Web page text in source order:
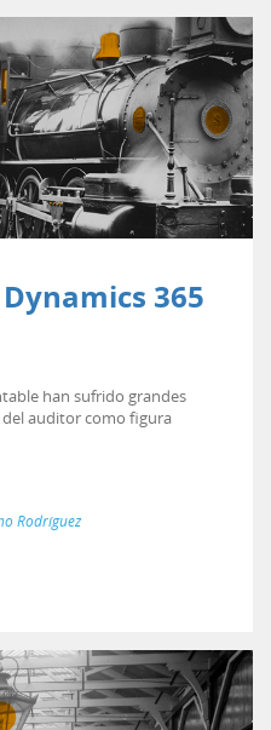
365
han sufrido grandes
auditor como figura
Rodríguez